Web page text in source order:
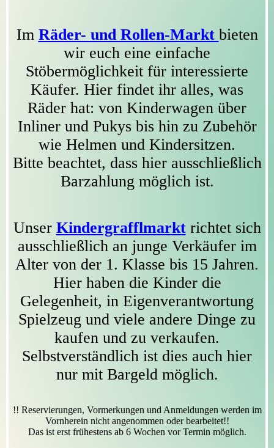
Im Räder- und Rollen-Markt bieten
wir euch eine einfache
Stöbermöglichkeit für interessierte
Käufer. Hier findet ihr alles, was
Räder hat: von Kinderwagen über
Inliner und Pukys bis hin zu Zubehör
wie Helmen und Kindersitzen.
Bitte beachtet, dass hier ausschließlich
Barzahlung möglich ist.
Unser Kindergrafflmarktrichtet sich
ausschließlich an junge Verkäufer im
Alter von der 1. Klasse bis 15 Jahren.
Hier haben die Kinder die
Gelegenheit, in Eigenverantwortung
Spielzeug und viele andere Dinge zu
kaufen und zu verkaufen.
Selbstverständlich ist dies auch hier
nur mit Bargeld möglich.
!! Reservierungen, Vormerkungen und Anmeldungen werden im
Vornherein nicht angenommen oder bearbeitet!!
Das ist erst frühestens ab 6 Wochen vor Termin möglich.